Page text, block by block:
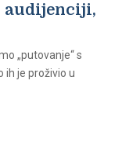
audijenciji,
„putovanje“ s
ih je proživio u